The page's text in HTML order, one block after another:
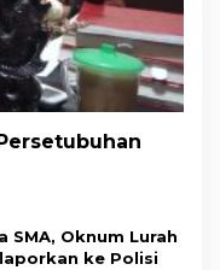
SMA, Oknum Lurah
ke Polisi